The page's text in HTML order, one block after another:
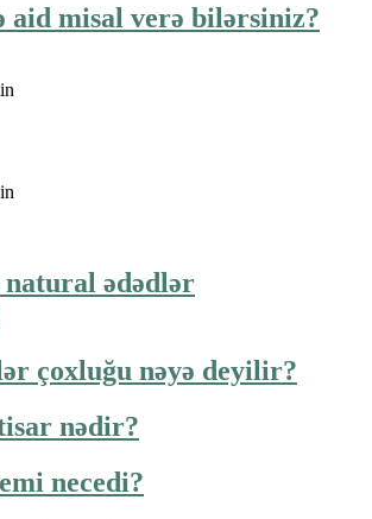
aid misal verə bilərsiniz?
natural ədədlər
çoxluğu nəyə deyilir?
nədir?
necedi?